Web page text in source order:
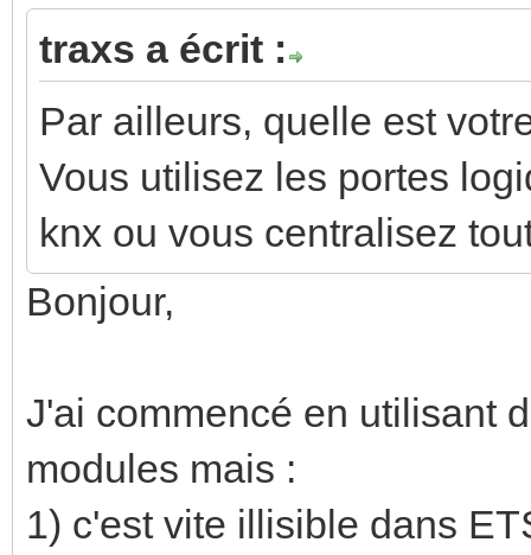
traxs a écrit :
Par ailleurs, quelle est
Vous utilisez les portes
knx ou vous centralisez
Bonjour,
J'ai commencé en utilisant
modules mais :
1) c'est vite illisible dans